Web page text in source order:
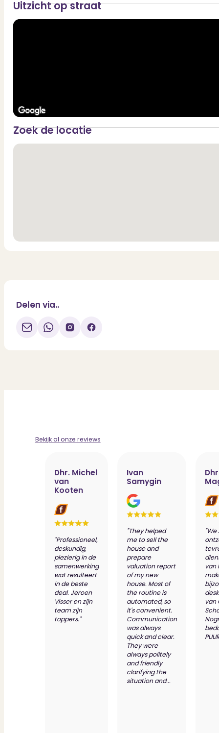
Uitzicht op straat
Zoek de locatie
Delen via..
Bekijk al onze reviews
Dhr. Michel
van
Kooten
"Professioneel,
deskundig,
plezierig in de
samenwerking
wat resulteert
in de beste
deal. Jeroen
Visser en zijn
team zijn
toppers."
Ivan
Samygin
"They helped
me to sell the
house and
prepare
valuation report
of my new
house. Most of
the routine is
automated, so
it's convenient.
Communication
was always
quick and clear.
They were
always politely
and friendly
clarifying the
situation and...
"We
van
van